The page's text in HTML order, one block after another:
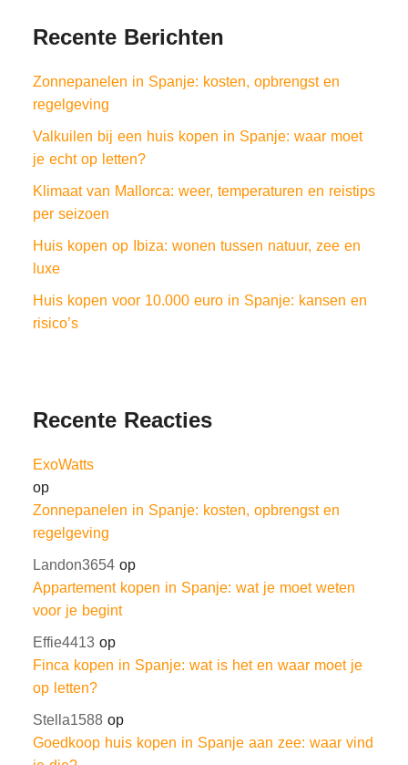
Recente Berichten
Zonnepanelen in Spanje: kosten, opbrengst en
regelgeving
Valkuilen bij een huis kopen in Spanje: waar moet
je echt op letten?
Klimaat van Mallorca: weer, temperaturen en reistips
per seizoen
Huis kopen op Ibiza: wonen tussen natuur, zee en
luxe
Huis kopen voor 10.000 euro in Spanje: kansen en
risico’s
Recente Reacties
ExoWatts
op
Zonnepanelen in Spanje: kosten, opbrengst en
regelgeving
Landon3654 op
Appartement kopen in Spanje: wat je moet weten
voor je begint
Effie4413 op
Finca kopen in Spanje: wat is het en waar moet je
op letten?
Stella1588 op
Goedkoop huis kopen in Spanje aan zee: waar vind